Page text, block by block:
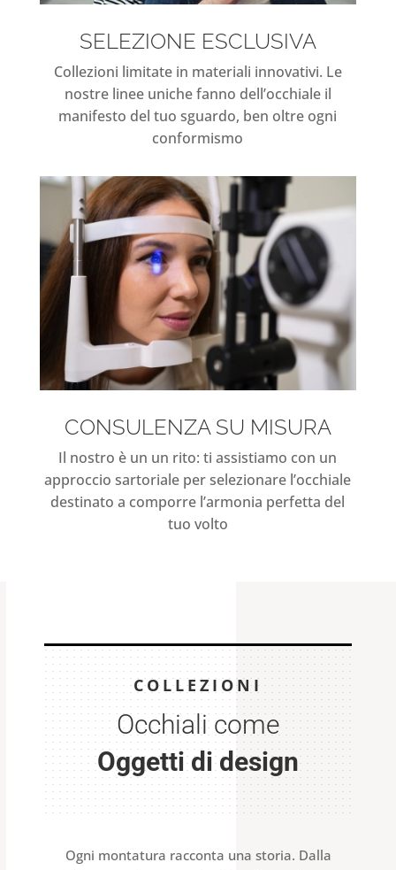
SELEZIONE ESCLUSIVA
Collezioni limitate in materiali innovativi. Le
nostre linee uniche fanno dell’occhiale il
manifesto del tuo sguardo, ben oltre ogni
conformismo
CONSULENZA SU MISURA
Il nostro è un un rito: ti assistiamo con un
approccio sartoriale per selezionare l’occhiale
destinato a comporre l’armonia perfetta del
tuo volto
COLLEZIONI
Occhiali come
Oggetti di design
Ogni montatura racconta una storia. Dalla